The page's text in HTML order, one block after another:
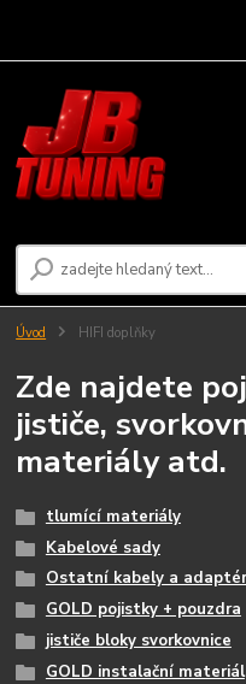
Úvod HIFI doplňky
Zde najdete
jističe,
materiály atd.
tlumící materiály
Kabelové sady
Ostatní kabely a
GOLD pojistky + pouzdra
jističe bloky svorkovnice
GOLD instalační materiál